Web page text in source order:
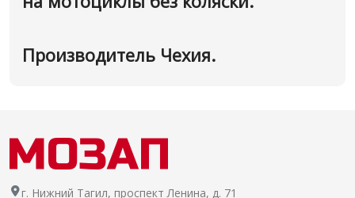
Производитель Чехия.
г. Нижний Тагил, проспект Ленина, д. 71